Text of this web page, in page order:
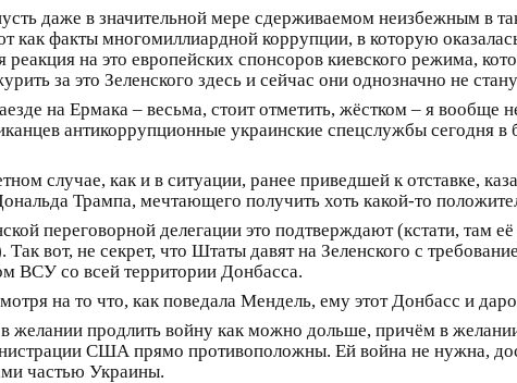
даже в значительной мере сдерживаемом неизбежным в
как факты многомиллиардной коррупции, в которую
на это европейских спонсоров киевского режима,
за это Зеленского здесь и сейчас они однозначно не
на Ермака – весьма, стоит отметить, жёстком – я вообще
антикоррупционные украинские спецслужбы сегодня
случае, как и в ситуации, ранее приведшей к отставке,
Трампа, мечтающего получить хоть какой-то
переговорной делегации это подтверждают (кстати, там
Так вот, не секрет, что Штаты давят на Зеленского с
ВСУ со всей территории Донбасса.
на то что, как поведала Мендель, ему этот Донбасс и
желании продлить войну как можно дольше, причём в
США прямо противоположны. Ей война не нужна,
частью Украины.